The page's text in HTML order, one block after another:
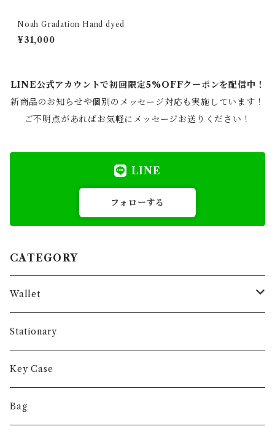
Noah Gradation Hand dyed
¥31,000
LINE公式アカウントで初回限定5%OFFクーポンを配信中！
新商品のお知らせや個別のメッセージ対応も実施しています！
ご不明点があればお気軽にメッセージお送りください！
LINE
フォローする
CATEGORY
Wallet
Long Wallet
Short Wallet
Coin Case
Stationary
Key Case
Bag